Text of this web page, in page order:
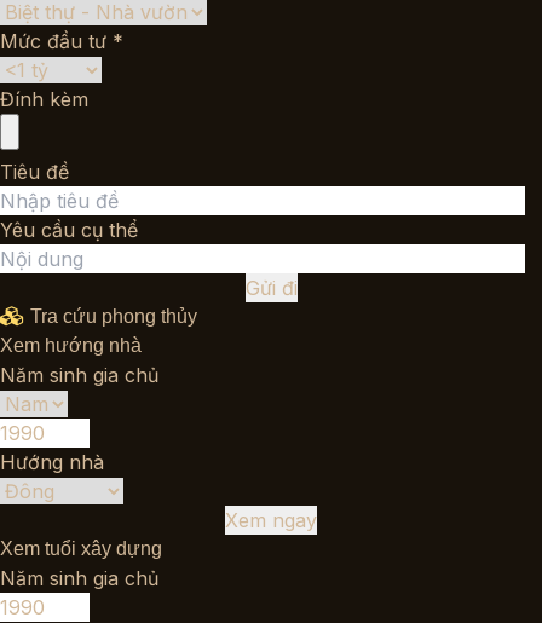
Mức đầu tư *
Đính kèm
Tiêu đề
Yêu cầu cụ thể
Gửi đi
Tra cứu phong thủy
Xem hướng nhà
Năm sinh gia chủ
Hướng nhà
Xem ngay
Xem tuổi xây dựng
Năm sinh gia chủ